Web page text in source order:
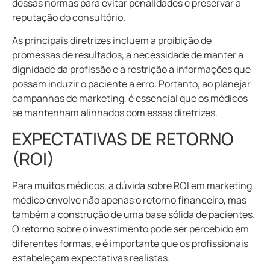
dessas normas para evitar penalidades e preservar a
reputação do consultório.
As principais diretrizes incluem a proibição de
promessas de resultados, a necessidade de manter a
dignidade da profissão e a restrição a informações que
possam induzir o paciente a erro. Portanto, ao planejar
campanhas de marketing, é essencial que os médicos
se mantenham alinhados com essas diretrizes.
EXPECTATIVAS DE RETORNO
(ROI)
Para muitos médicos, a dúvida sobre ROI em marketing
médico envolve não apenas o retorno financeiro, mas
também a construção de uma base sólida de pacientes.
O retorno sobre o investimento pode ser percebido em
diferentes formas, e é importante que os profissionais
estabeleçam expectativas realistas.